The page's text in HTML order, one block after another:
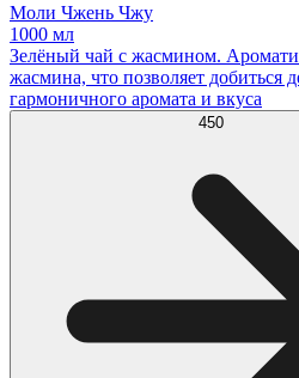
Моли Чжень Чжу
1000 мл
Зелёный чай с жасмином.
жасмина, что позволяет добиться
гармоничного аромата и вкуса
450